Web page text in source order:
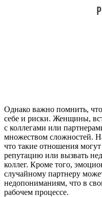
Однако важно помнить,
себе и риски. Женщины,
с коллегами или
множеством сложностей.
что такие отношения
репутацию или вызвать
коллег. Кроме того,
случайному партнеру
недопониманиям, что в
рабочем процессе.